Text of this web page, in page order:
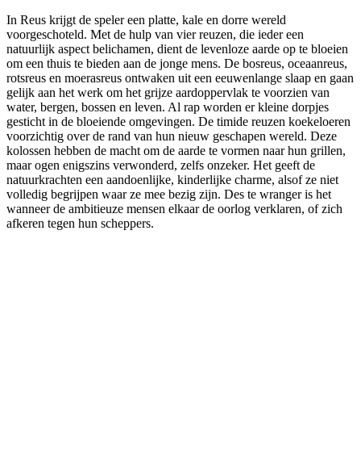
In Reus krijgt de speler een platte, kale en dorre wereld
voorgeschoteld. Met de hulp van vier reuzen, die ieder een
natuurlijk aspect belichamen, dient de levenloze aarde op te bloeien
om een thuis te bieden aan de jonge mens. De bosreus, oceaanreus,
rotsreus en moerasreus ontwaken uit een eeuwenlange slaap en gaan
gelijk aan het werk om het grijze aardoppervlak te voorzien van
water, bergen, bossen en leven. Al rap worden er kleine dorpjes
gesticht in de bloeiende omgevingen. De timide reuzen koekeloeren
voorzichtig over de rand van hun nieuw geschapen wereld. Deze
kolossen hebben de macht om de aarde te vormen naar hun grillen,
maar ogen enigszins verwonderd, zelfs onzeker. Het geeft de
natuurkrachten een aandoenlijke, kinderlijke charme, alsof ze niet
volledig begrijpen waar ze mee bezig zijn. Des te wranger is het
wanneer de ambitieuze mensen elkaar de oorlog verklaren, of zich
afkeren tegen hun scheppers.